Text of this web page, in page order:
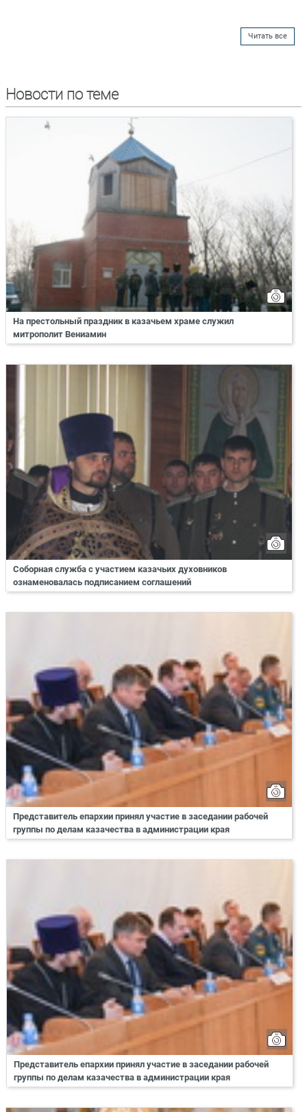
Читать все
Новости по теме
На престольный праздник в казачьем храме служил
митрополит Вениамин
Соборная служба с участием казачьих духовников
ознаменовалась подписанием соглашений
Представитель епархии принял участие в заседании рабочей
группы по делам казачества в администрации края
Представитель епархии принял участие в заседании рабочей
группы по делам казачества в администрации края